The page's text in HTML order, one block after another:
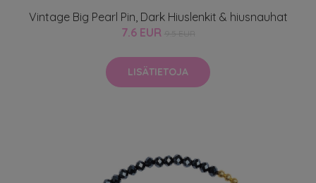
Vintage Big Pearl Pin, Dark Hiuslenkit & hiusnauhat
7.6 EUR
LISÄTIETOJA